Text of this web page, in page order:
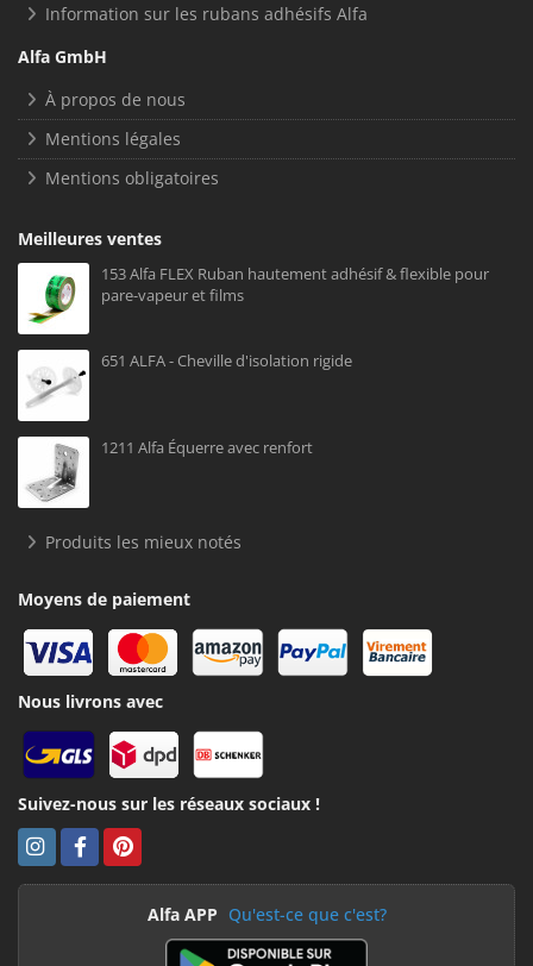
Information sur les rubans adhésifs Alfa
Alfa GmbH
À propos de nous
Mentions légales
Mentions obligatoires
Meilleures ventes
153 Alfa FLEX Ruban hautement adhésif & flexible pour
pare-vapeur et films
651 ALFA - Cheville d'isolation rigide
1211 Alfa Équerre avec renfort
Produits les mieux notés
Moyens de paiement
Nous livrons avec
Suivez-nous sur les réseaux sociaux !
Alfa APP Qu'est-ce que c'est?